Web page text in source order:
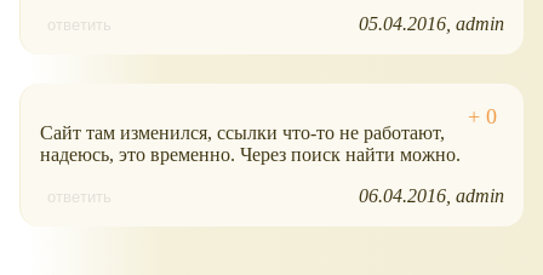
ответить 05.04.2016 admin
Сайт там изменился, ссылки что-то не работают,
надеюсь, это временно. Через поиск найти можно.
ответить 06.04.2016 admin